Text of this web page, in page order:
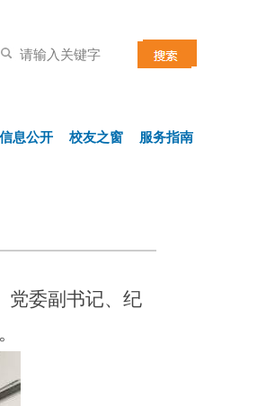
信息公开 校友之窗 服务指南
党委副书记、纪